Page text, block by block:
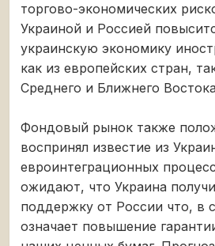
торгово-экономических
Украиной и Россией
украинскую экономику
как из европейских стран,
Среднего и Ближнего
Фондовый рынок также
воспринял известие из
евроинтеграционных
ожидают, что Украина
поддержку от России что, в
означает повышение